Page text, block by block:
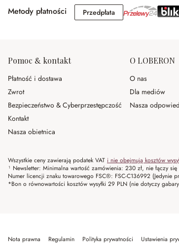
Metody płatności PrzedpłataPrzedpłata
Pomoc & kontakt
Płatność i dostawa
Zwrot
Bezpieczeństwo & Cyberprzestępczość
Kontakt
Nasza obietnica
O LOBERON
O nas
Dla mediów
Nasza
Wszystkie ceny zawierają podatek VAT i nie obejmują kosztów
¹ Newsletter: Minimalna wartość zamówienia: 230 zł, nie łączy
Numer licencji znaku towarowego FSC®: FSC-C136992 (Jedynie
*Bon o równowartości kosztów wysyłki 29 PLN (nie dotyczy
Nota prawna Regulamin Polityka prywatności Ustawienia